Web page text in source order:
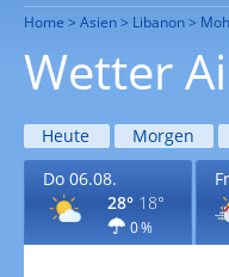
Home Asien Libanon
Wetter
Heute Morgen
Do 06.08.
28° 18°
0 %